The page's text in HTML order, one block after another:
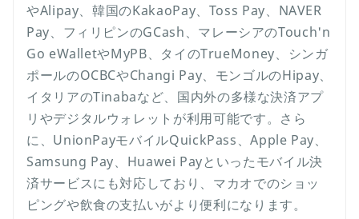
やAlipay、韓国のKakaoPay、Toss Pay、NAVER
Pay、フィリピンのGCash、マレーシアのTouch'n
Go eWalletやMyPB、タイのTrueMoney、シンガ
ポールのOCBCやChangi Pay、モンゴルのHipay、
イタリアのTinabaなど、国内外の多様な決済アプ
リやデジタルウォレットが利用可能です。さら
に、UnionPayモバイルQuickPass、Apple Pay、
Samsung Pay、Huawei Payといったモバイル決
済サービスにも対応しており、マカオでのショッ
ピングや飲食の支払いがより便利になります。